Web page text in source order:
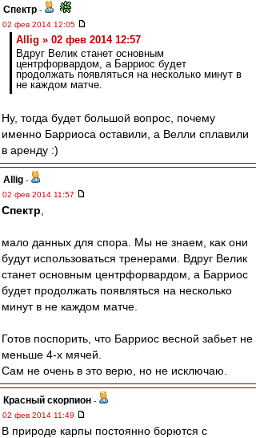
Спектр -
02 фев 2014 12:05
Allig » 02 фев 2014 12:57
Вдруг Велик станет основным
центрфорвардом, а Барриос будет
продолжать появляться на несколько минут в
не каждом матче.
Ну, тогда будет большой вопрос, почему
именно Барриоса оставили, а Велли сплавили
в аренду :)
Allig -
02 фев 2014 11:57
Спектр
мало данных для спора. Мы не знаем, как они
будут использоваться тренерами. Вдруг Велик
станет основным центрфорвардом, а Барриос
будет продолжать появляться на несколько
минут в не каждом матче.
Готов поспорить, что Барриос весной забьет не
меньше 4-х мячей.
Сам не очень в это верю, но не исключаю.
Красный скорпион -
02 фев 2014 11:49
В природе карпы постоянно борются с